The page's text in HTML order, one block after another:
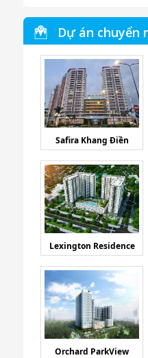
Dự án chuyển
Safira Khang Điền
Lexington Residence
Orchard ParkView